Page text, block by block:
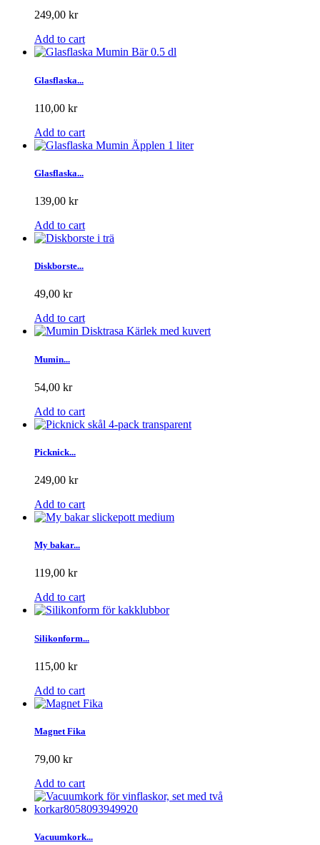
249,00 kr
Add to cart
Glasflaska...
110,00 kr
Add to cart
Glasflaska...
139,00 kr
Add to cart
Diskborste...
49,00 kr
Add to cart
Mumin...
54,00 kr
Add to cart
Picknick...
249,00 kr
Add to cart
My bakar...
119,00 kr
Add to cart
Silikonform...
115,00 kr
Add to cart
Magnet Fika
79,00 kr
Add to cart
Vacuumkork...